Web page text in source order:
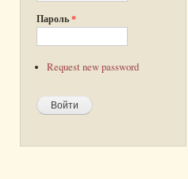
Пароль*
Request new password